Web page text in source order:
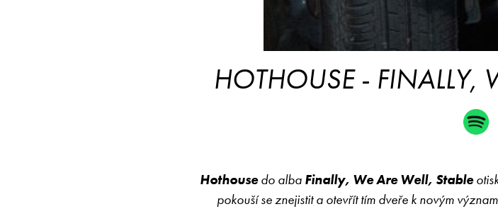
HOTHOUSE - FINALLY,
Hothousedo alba Finally, We Are Well, Stable
pokouší se znejistit a otevřít tím dveře k novým